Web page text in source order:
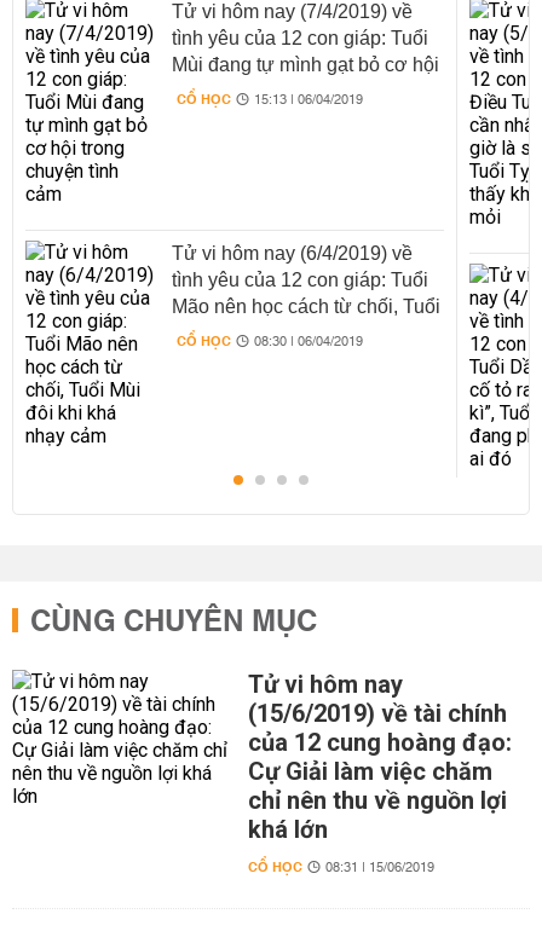
Tử vi hôm nay (7/4/2019) về
tình yêu của 12 con giáp: Tuổi
Mùi đang tự mình gạt bỏ cơ hội
trong chuyện tình cảm
CỔ HỌC 15:13 | 06/04/2019
Tử vi hôm nay (6/4/2019) về
tình yêu của 12 con giáp: Tuổi
Mão nên học cách từ chối, Tuổi
Mùi đôi khi khá nhạy cảm
CỔ HỌC 08:30 | 06/04/2019
CÙNG CHUYÊN MỤC
Tử vi hôm nay
(15/6/2019) về tài chính
của 12 cung hoàng đạo:
Cự Giải làm việc chăm
chỉ nên thu về nguồn lợi
khá lớn
CỔ HỌC 08:31 | 15/06/2019